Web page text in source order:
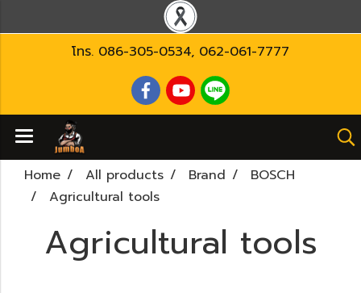
โทร. 086-305-0534, 062-061-7777
Home All products Brand
BOSCH
Agricultural tools
Agricultural tools